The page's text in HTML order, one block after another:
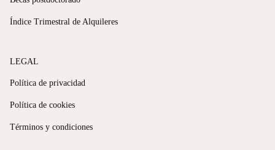
Índice Trimestral de Alquileres
LEGAL
Política de privacidad
Política de cookies
Términos y condiciones